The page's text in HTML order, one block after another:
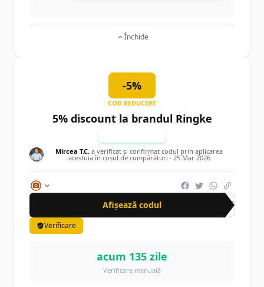
Închide
-5%
COD REDUCERE
5% discount la brandul Ringke
Mircea T.C. a verificat și confirmat codul prin aplicarea
acestuia în coșul de cumpărături · 25 Mar 2026
Afișează codul AFF
Verificare
acum 135 zile
Verificare manuală